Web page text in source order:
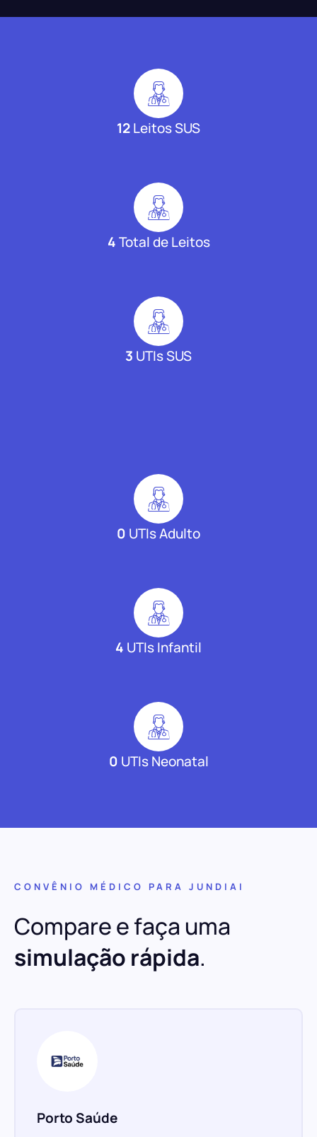
12Leitos SUS
4Total de Leitos
3 UTIs SUS
0 UTIs Adulto
4 UTIs Infantil
0 UTIs Neonatal
CONVÊNIO MÉDICO PARA JUNDIAI
Compare e faça uma
simulação rápida.
Porto Saúde